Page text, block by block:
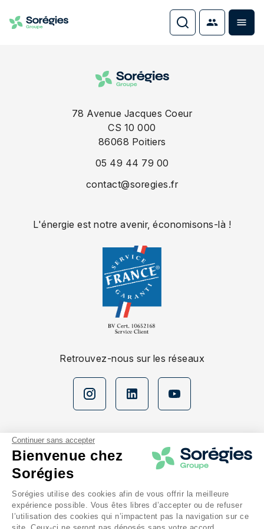
Continuer sans accepter
Bienvenue chez
Sorégies
Sorégies utilise des cookies afin de vous offrir la meilleure
expérience possible. Vous êtes libres d’accepter ou de refuser
l’utilisation des cookies qui n’impactent pas la navigation sur ce
site. Ceux-ci ne seront pas déposés sans votre accord.
78 Avenue Jacques Coeur
CS 10 000
86068 Poitiers
05 49 44 79 00
contact@soregies.fr
Nos espaces
En savoir plus
Retrouvez-nous sur les réseaux
L'énergie est notre avenir, économisons-là !